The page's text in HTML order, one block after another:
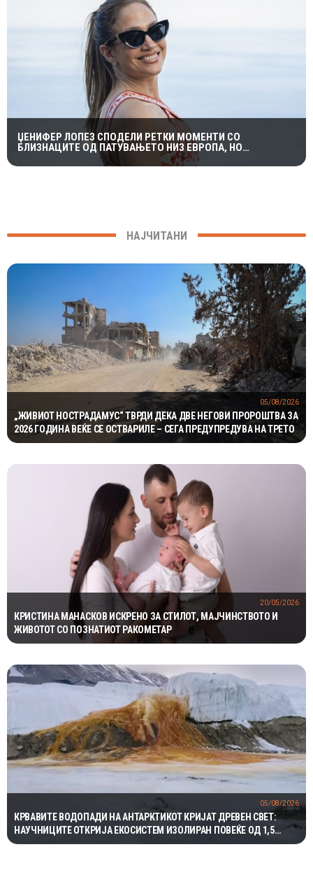
ЏЕНИФЕР ЛОПЕЗ СПОДЕЛИ РЕТКИ МОМЕНТИ СО
БЛИЗНАЦИТЕ ОД ПАТУВАЊЕТО НИЗ ЕВРОПА, НО
ФОТОГРАФИИТЕ ПРЕДИЗВИКАА ПОДЕЛЕНИ РЕАКЦИИ
НАЈЧИТАНИ
„ЖИВИОТ НОСТРАДАМУС“ ТВРДИ ДЕКА ДВЕ НЕГОВИ ПРОРОШТВА ЗА
2026 ГОДИНА ВЕЌЕ СЕ ОСТВАРИЛЕ – СЕГА ПРЕДУПРЕДУВА НА ТРЕТО
05/08/2026
КРИСТИНА МАНАСКОВ ИСКРЕНО ЗА СТИЛОТ, МАЈЧИНСТВОТО И
ЖИВОТОТ СО ПОЗНАТИОТ РАКОМЕТАР
20/05/2026
КРВАВИТЕ ВОДОПАДИ НА АНТАРКТИКОТ КРИЈАТ ДРЕВЕН СВЕТ:
НАУЧНИЦИТЕ ОТКРИЈА ЕКОСИСТЕМ ИЗОЛИРАН ПОВЕЌЕ ОД 1,5
МИЛИОНИ ГОДИНИ
05/08/2026